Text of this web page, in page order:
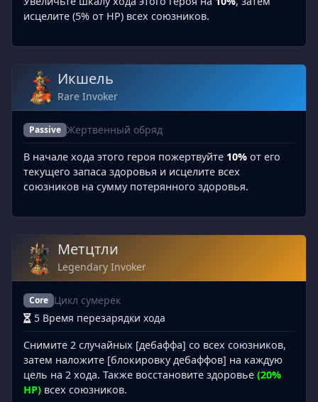
исцелите (5% от HP) всех союзников.
Икшель
Rare Invoker
Passive Жертвенный обряд
В начале хода этого героя пожертвуйте 10% от его
текущего запаса здоровья и исцелите всех
союзников на сумму потерянного здоровья.
Метцтли
Legendary Invoker
Core Цикл сумерек
5 Время перезарядки хода
Снимите 2 случайных [дебаффа] со всех союзников,
затем наложите [блокировку дебаффов] на каждую
цель на 2 хода. Также восстановите здоровье (20%
HP) всех союзников.